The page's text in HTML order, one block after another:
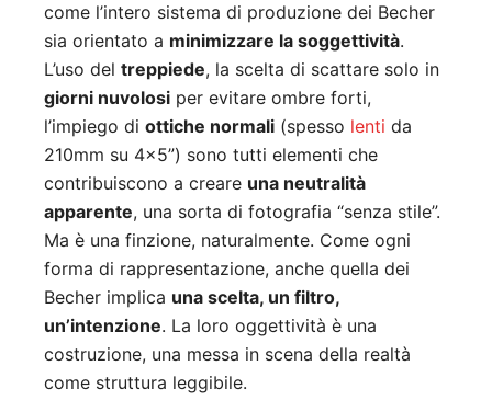
come l’intero sistema di produzione dei Becher
sia orientato a minimizzare la soggettività.
L’uso del treppiede, la scelta di scattare solo in
giorni nuvolosi per evitare ombre forti,
l’impiego di ottiche normali (spesso lenti da
210mm su 4×5”) sono tutti elementi che
contribuiscono a creare una neutralità
apparente, una sorta di fotografia “senza stile”.
Ma è una finzione, naturalmente. Come ogni
forma di rappresentazione, anche quella dei
Becher implica una scelta, un filtro,
un’intenzione. La loro oggettività è una
costruzione, una messa in scena della realtà
come struttura leggibile.